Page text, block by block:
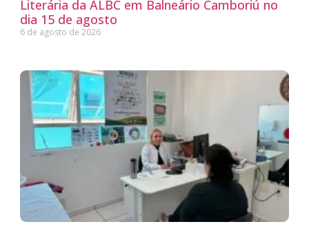
Literária da ALBC em Balneário Camboriú no
dia 15 de agosto
6 de agosto de 2026